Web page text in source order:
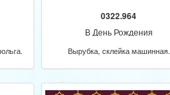
0322.964
В День Рождения
Вырубка, склейка машинная.